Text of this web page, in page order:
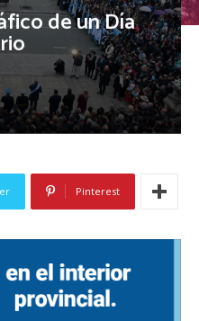
de un Día
Pinterest